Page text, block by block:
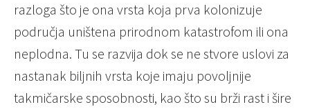
razloga što je ona vrsta koja prva kolonizuje
područja uništena prirodnom katastrofom ili ona
neplodna. Tu se razvija dok se ne stvore uslovi za
nastanak biljnih vrsta koje imaju povoljnije
takmičarske sposobnosti, kao što su brži rast i šire